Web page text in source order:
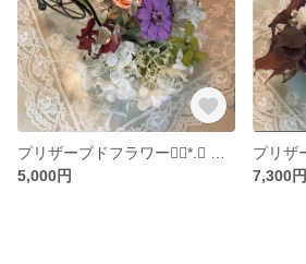
5,000円
7,300円